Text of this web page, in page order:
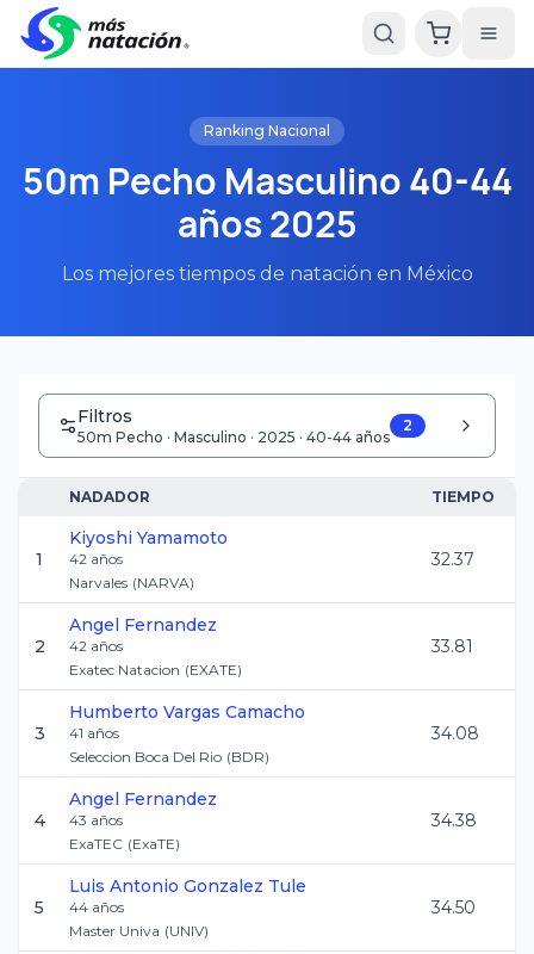
Ranking Nacional
50m Pecho Masculino 40-44
años 2025
Los mejores tiempos de natación en México
Filtros
50m Pecho · Masculino · 2025 · 40-44 años
2
NADADOR TIEMPO
1
Kiyoshi Yamamoto
42 años
Narvales (NARVA)
32.37
2
Angel Fernandez
42 años
Exatec Natacion (EXATE)
33.81
3
Humberto Vargas Camacho
41 años
Seleccion Boca Del Rio (BDR)
34.08
4
Angel Fernandez
43 años
ExaTEC (ExaTE)
34.38
5
Luis Antonio Gonzalez Tule
44 años
Master Univa (UNIV)
34.50